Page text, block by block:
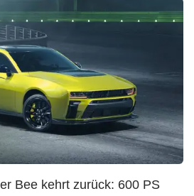
Bee kehrt zurück: 600 PS